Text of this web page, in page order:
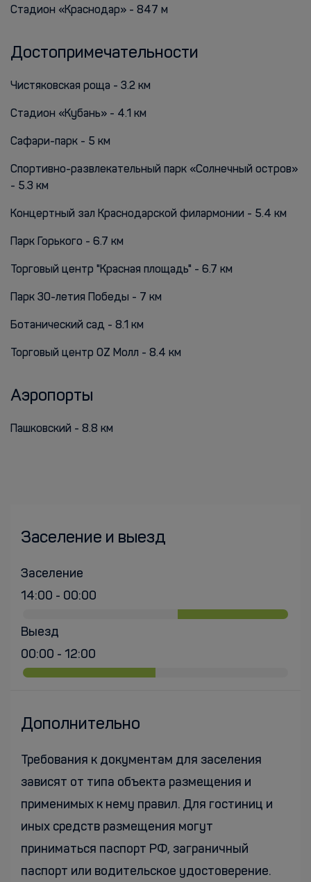
Стадион «Краснодар» - 847 м
Достопримечательности
Чистяковская роща - 3.2 км
Стадион «Кубань» - 4.1 км
Сафари-парк - 5 км
Спортивно-развлекательный парк «Солнечный остров»
- 5.3 км
Концертный зал Краснодарской филармонии - 5.4 км
Парк Горького - 6.7 км
Торговый центр "Красная площадь" - 6.7 км
Парк 30-летия Победы - 7 км
Ботанический сад - 8.1 км
Торговый центр OZ Молл - 8.4 км
Аэропорты
Пашковский - 8.8 км
Заселение и выезд
Заселение
14:00 - 00:00
Выезд
00:00 - 12:00
Дополнительно
Требования к документам для заселения
зависят от типа объекта размещения и
применимых к нему правил. Для гостиниц и
иных средств размещения могут
приниматься паспорт РФ, заграничный
паспорт или водительское удостоверение.